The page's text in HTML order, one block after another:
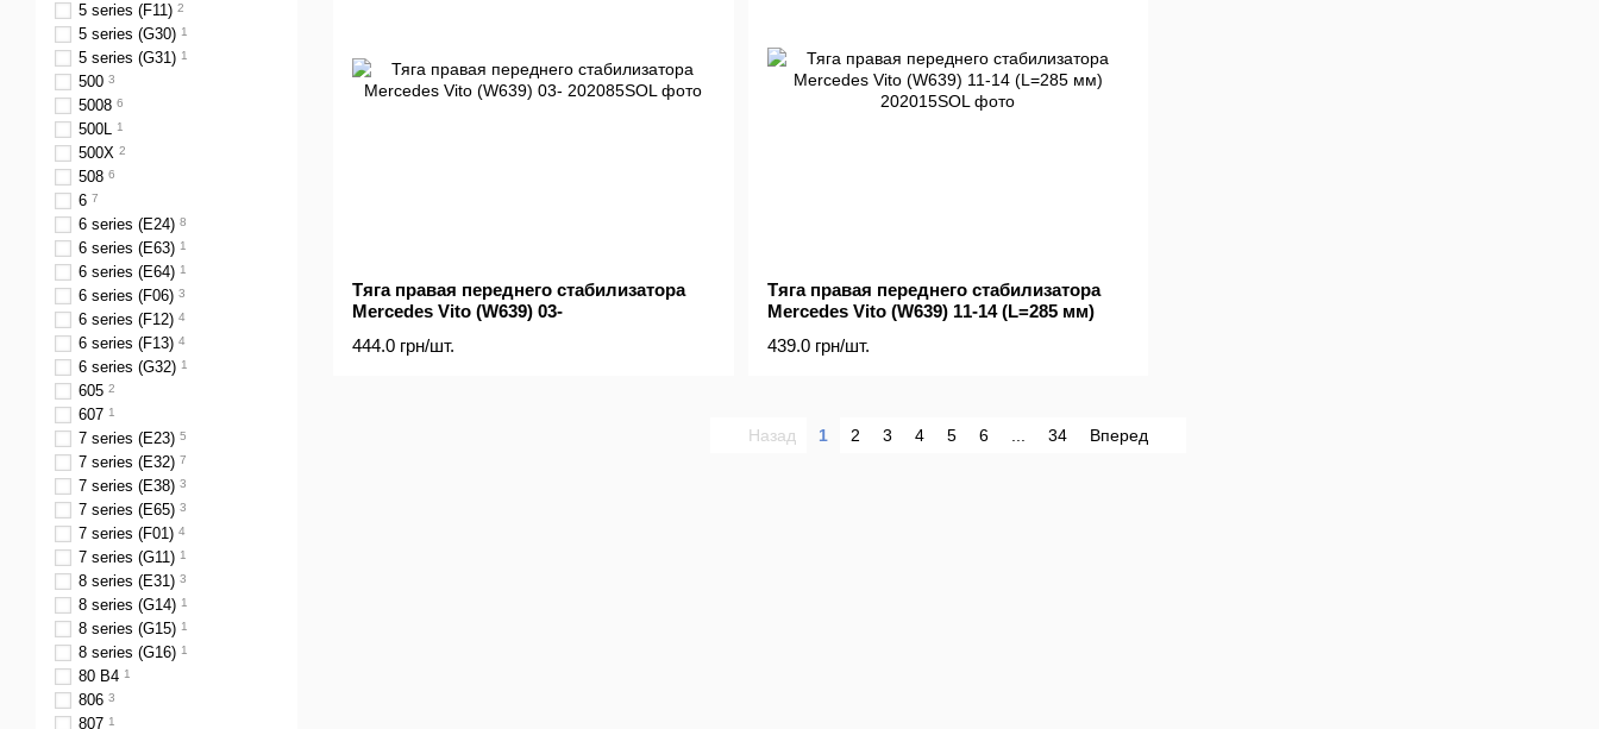
Тяга правая переднего стабилизатора
Mercedes Vito (W639) 03-
444.0 грн/шт.
Тяга правая переднего стабилизатора
Mercedes Vito (W639) 11-14 (L=285 мм)
439.0 грн/шт.
Назад 1 2 3 4 5 6 34 Вперед
5 series (F11) 2
5 series (G30) 1
5 series (G31) 1
500 3
5008 6
500L 1
500X 2
508 6
6 7
6 series (E24) 8
6 series (E63) 1
6 series (E64) 1
6 series (F06) 3
6 series (F12) 4
6 series (F13) 4
6 series (G32) 1
605 2
607 1
7 series (E23) 5
7 series (E32) 7
7 series (E38) 3
7 series (E65) 3
7 series (F01) 4
7 series (G11) 1
8 series (E31) 3
8 series (G14) 1
8 series (G15) 1
8 series (G16) 1
80 B4 1
806 3
807 1